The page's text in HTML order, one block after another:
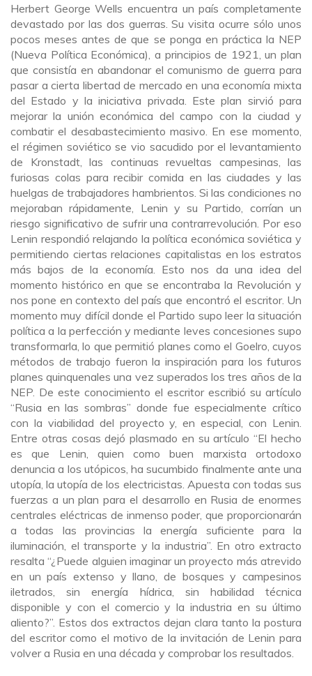
Herbert George Wells encuentra un país completamente
devastado por las dos guerras. Su visita ocurre sólo unos
pocos meses antes de que se ponga en práctica la NEP
(Nueva Política Económica), a principios de 1921, un plan
que consistía en abandonar el comunismo de guerra para
pasar a cierta libertad de mercado en una economía mixta
del Estado y la iniciativa privada. Este plan sirvió para
mejorar la unión económica del campo con la ciudad y
combatir el desabastecimiento masivo. En ese momento,
el régimen soviético se vio sacudido por el levantamiento
de Kronstadt, las continuas revueltas campesinas, las
furiosas colas para recibir comida en las ciudades y las
huelgas de trabajadores hambrientos. Si las condiciones no
mejoraban rápidamente, Lenin y su Partido, corrían un
riesgo significativo de sufrir una contrarrevolución. Por eso
Lenin respondió relajando la política económica soviética y
permitiendo ciertas relaciones capitalistas en los estratos
más bajos de la economía. Esto nos da una idea del
momento histórico en que se encontraba la Revolución y
nos pone en contexto del país que encontró el escritor. Un
momento muy difícil donde el Partido supo leer la situación
política a la perfección y mediante leves concesiones supo
transformarla, lo que permitió planes como el Goelro, cuyos
métodos de trabajo fueron la inspiración para los futuros
planes quinquenales una vez superados los tres años de la
NEP. De este conocimiento el escritor escribió su artículo
“Rusia en las sombras” donde fue especialmente crítico
con la viabilidad del proyecto y, en especial, con Lenin.
Entre otras cosas dejó plasmado en su artículo “El hecho
es que Lenin, quien como buen marxista ortodoxo
denuncia a los utópicos, ha sucumbido finalmente ante una
utopía, la utopía de los electricistas. Apuesta con todas sus
fuerzas a un plan para el desarrollo en Rusia de enormes
centrales eléctricas de inmenso poder, que proporcionarán
a todas las provincias la energía suficiente para la
iluminación, el transporte y la industria”. En otro extracto
resalta “¿Puede alguien imaginar un proyecto más atrevido
en un país extenso y llano, de bosques y campesinos
iletrados, sin energía hídrica, sin habilidad técnica
disponible y con el comercio y la industria en su último
aliento?”. Estos dos extractos dejan clara tanto la postura
del escritor como el motivo de la invitación de Lenin para
volver a Rusia en una década y comprobar los resultados.